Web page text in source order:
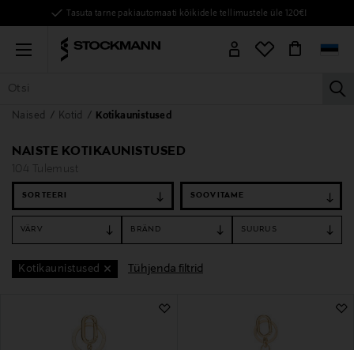
Tasuta tarne pakiautomaati kõikidele tellimustele üle 120€!
Menu
KÕIK TOOTED NAISED MEHED
Naised Kotid Kotikaunistused
NAISTE KOTIKAUNISTUSED
104 Tulemust
SORTEERI
VÄRV BRÄND SUURUS
Kotikaunistused Tühjenda filtrid